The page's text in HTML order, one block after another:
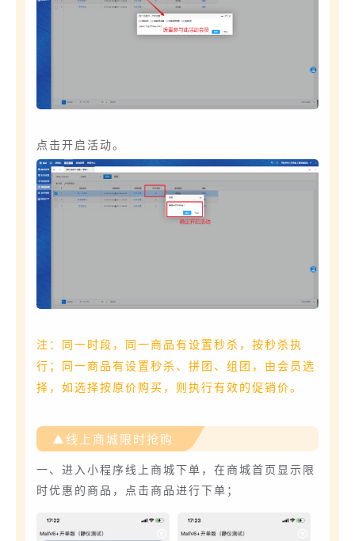
点击开启活动。
注：同一时段，同一商品有设置秒杀，按秒杀执
行；同一商品有设置秒杀、拼团、组团，由会员选
择，如选择按原价购买，则执行有效的促销价。
▲线上商城限时抢购
一、进入小程序线上商城下单，在商城首页显示限
时优惠的商品，点击商品进行下单；